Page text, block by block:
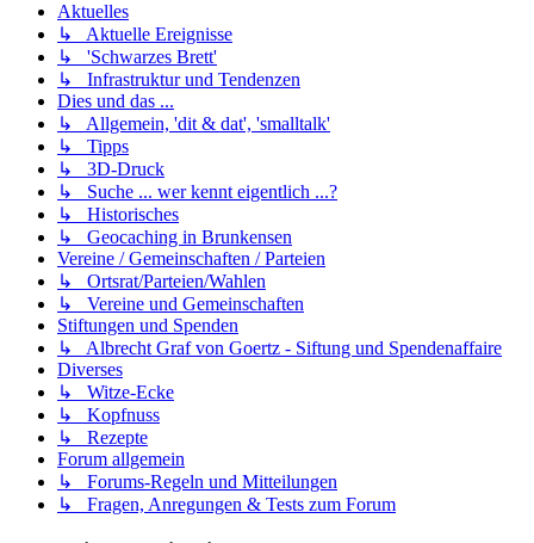
Aktuelles
↳ Aktuelle Ereignisse
↳ 'Schwarzes Brett'
↳ Infrastruktur und Tendenzen
Dies und das ...
↳ Allgemein, 'dit & dat', 'smalltalk'
↳ Tipps
↳ 3D-Druck
↳ Suche ... wer kennt eigentlich ...?
↳ Historisches
↳ Geocaching in Brunkensen
Vereine / Gemeinschaften / Parteien
↳ Ortsrat/Parteien/Wahlen
↳ Vereine und Gemeinschaften
Stiftungen und Spenden
↳ Albrecht Graf von Goertz - Siftung und Spendenaffaire
Diverses
↳ Witze-Ecke
↳ Kopfnuss
↳ Rezepte
Forum allgemein
↳ Forums-Regeln und Mitteilungen
↳ Fragen, Anregungen & Tests zum Forum